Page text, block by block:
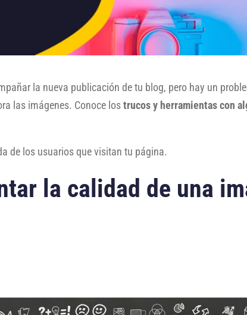
la nueva publicación de tu blog, pero hay un
las imágenes. Conoce lostrucos y herramientas con
de los usuarios que visitan tu página.
la calidad de una